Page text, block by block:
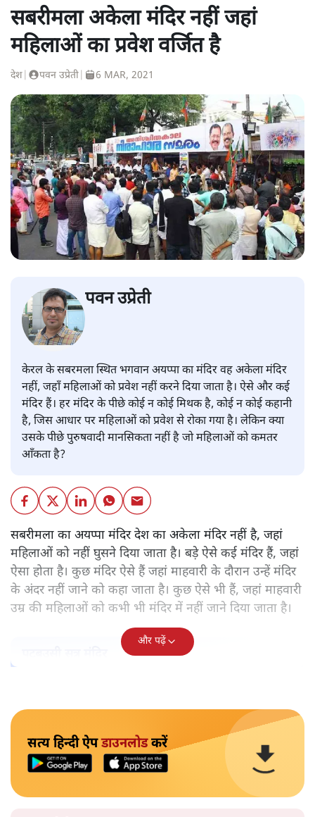
सबरीमला अकेला मंदिर नहीं जहां
महिलाओं का प्रवेश वर्जित है
देश पवन उप्रेती 6 MAR, 2021
पवन उप्रेती
केरल के सबरमला स्थित भगवान अयप्पा का मंदिर वह अकेला मंदिर
नहीं, जहाँ महिलाओं को प्रवेश नहीं करने दिया जाता है। ऐसे और कई
मंदिर हैं। हर मंदिर के पीछे कोई न कोई मिथक है, कोई न कोई कहानी
है, जिस आधार पर महिलाओं को प्रवेश से रोका गया है। लेकिन क्या
उसके पीछे पुरुषवादी मानसिकता नहीं है जो महिलाओं को कमतर
आँकता है?
सबरीमला का अयप्पा मंदिर देश का अकेला मंदिर नहीं है, जहां
महिलाओं को नहीं घुसने दिया जाता है। बड़े ऐसे कई मंदिर हैं, जहां
ऐसा होता है। कुछ मंदिर ऐसे हैं जहां माहवारी के दौरान उन्हें मंदिर
के अंदर नहीं जाने को कहा जाता है। कुछ ऐसे भी हैं, जहां माहवारी
उम्र की महिलाओं को कभी भी मंदिर में नहीं जाने दिया जाता है।
और पढ़ें
सत्य हिन्दी ऐपडाउनलोडकरें